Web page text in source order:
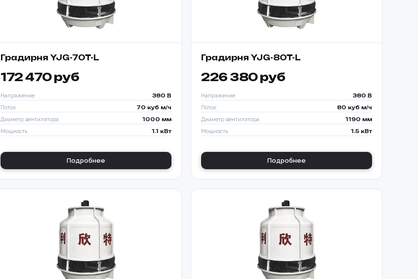
Градирня YJG-70T-L
172 470 руб
Напряжение 380 В
Поток 70 куб м/ч
Диаметр вентилятора 1000 мм
Мощность 1.1 кВт
Подробнее
Градирня YJG-80T-L
226 380 руб
Напряжение 380 В
Поток 80 куб м/ч
Диаметр вентилятора 1190 мм
Мощность 1.5 кВт
Подробнее